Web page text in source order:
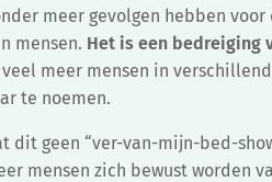
meer gevolgen hebben
mensen. Het iseen bedreiging
meer mensen in
te noemen.
dit geen “ver-van-mijn-bed-
mensen zich bewust worden